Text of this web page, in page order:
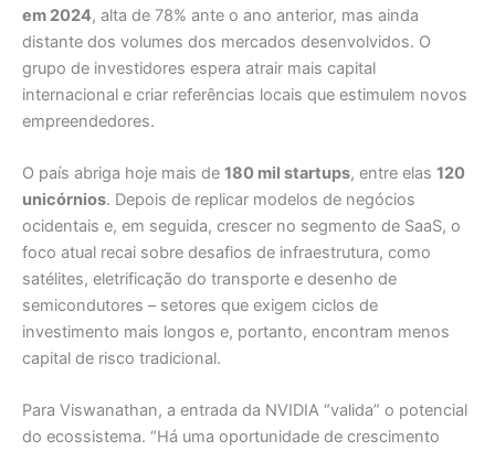
em 2024, alta de 78% ante o ano anterior, mas ainda
distante dos volumes dos mercados desenvolvidos. O
grupo de investidores espera atrair mais capital
internacional e criar referências locais que estimulem novos
empreendedores.
O país abriga hoje mais de 180 mil startups, entre elas 120
unicórnios. Depois de replicar modelos de negócios
ocidentais e, em seguida, crescer no segmento de SaaS, o
foco atual recai sobre desafios de infraestrutura, como
satélites, eletrificação do transporte e desenho de
semicondutores – setores que exigem ciclos de
investimento mais longos e, portanto, encontram menos
capital de risco tradicional.
Para Viswanathan, a entrada da NVIDIA “valida” o potencial
do ecossistema. “Há uma oportunidade de crescimento